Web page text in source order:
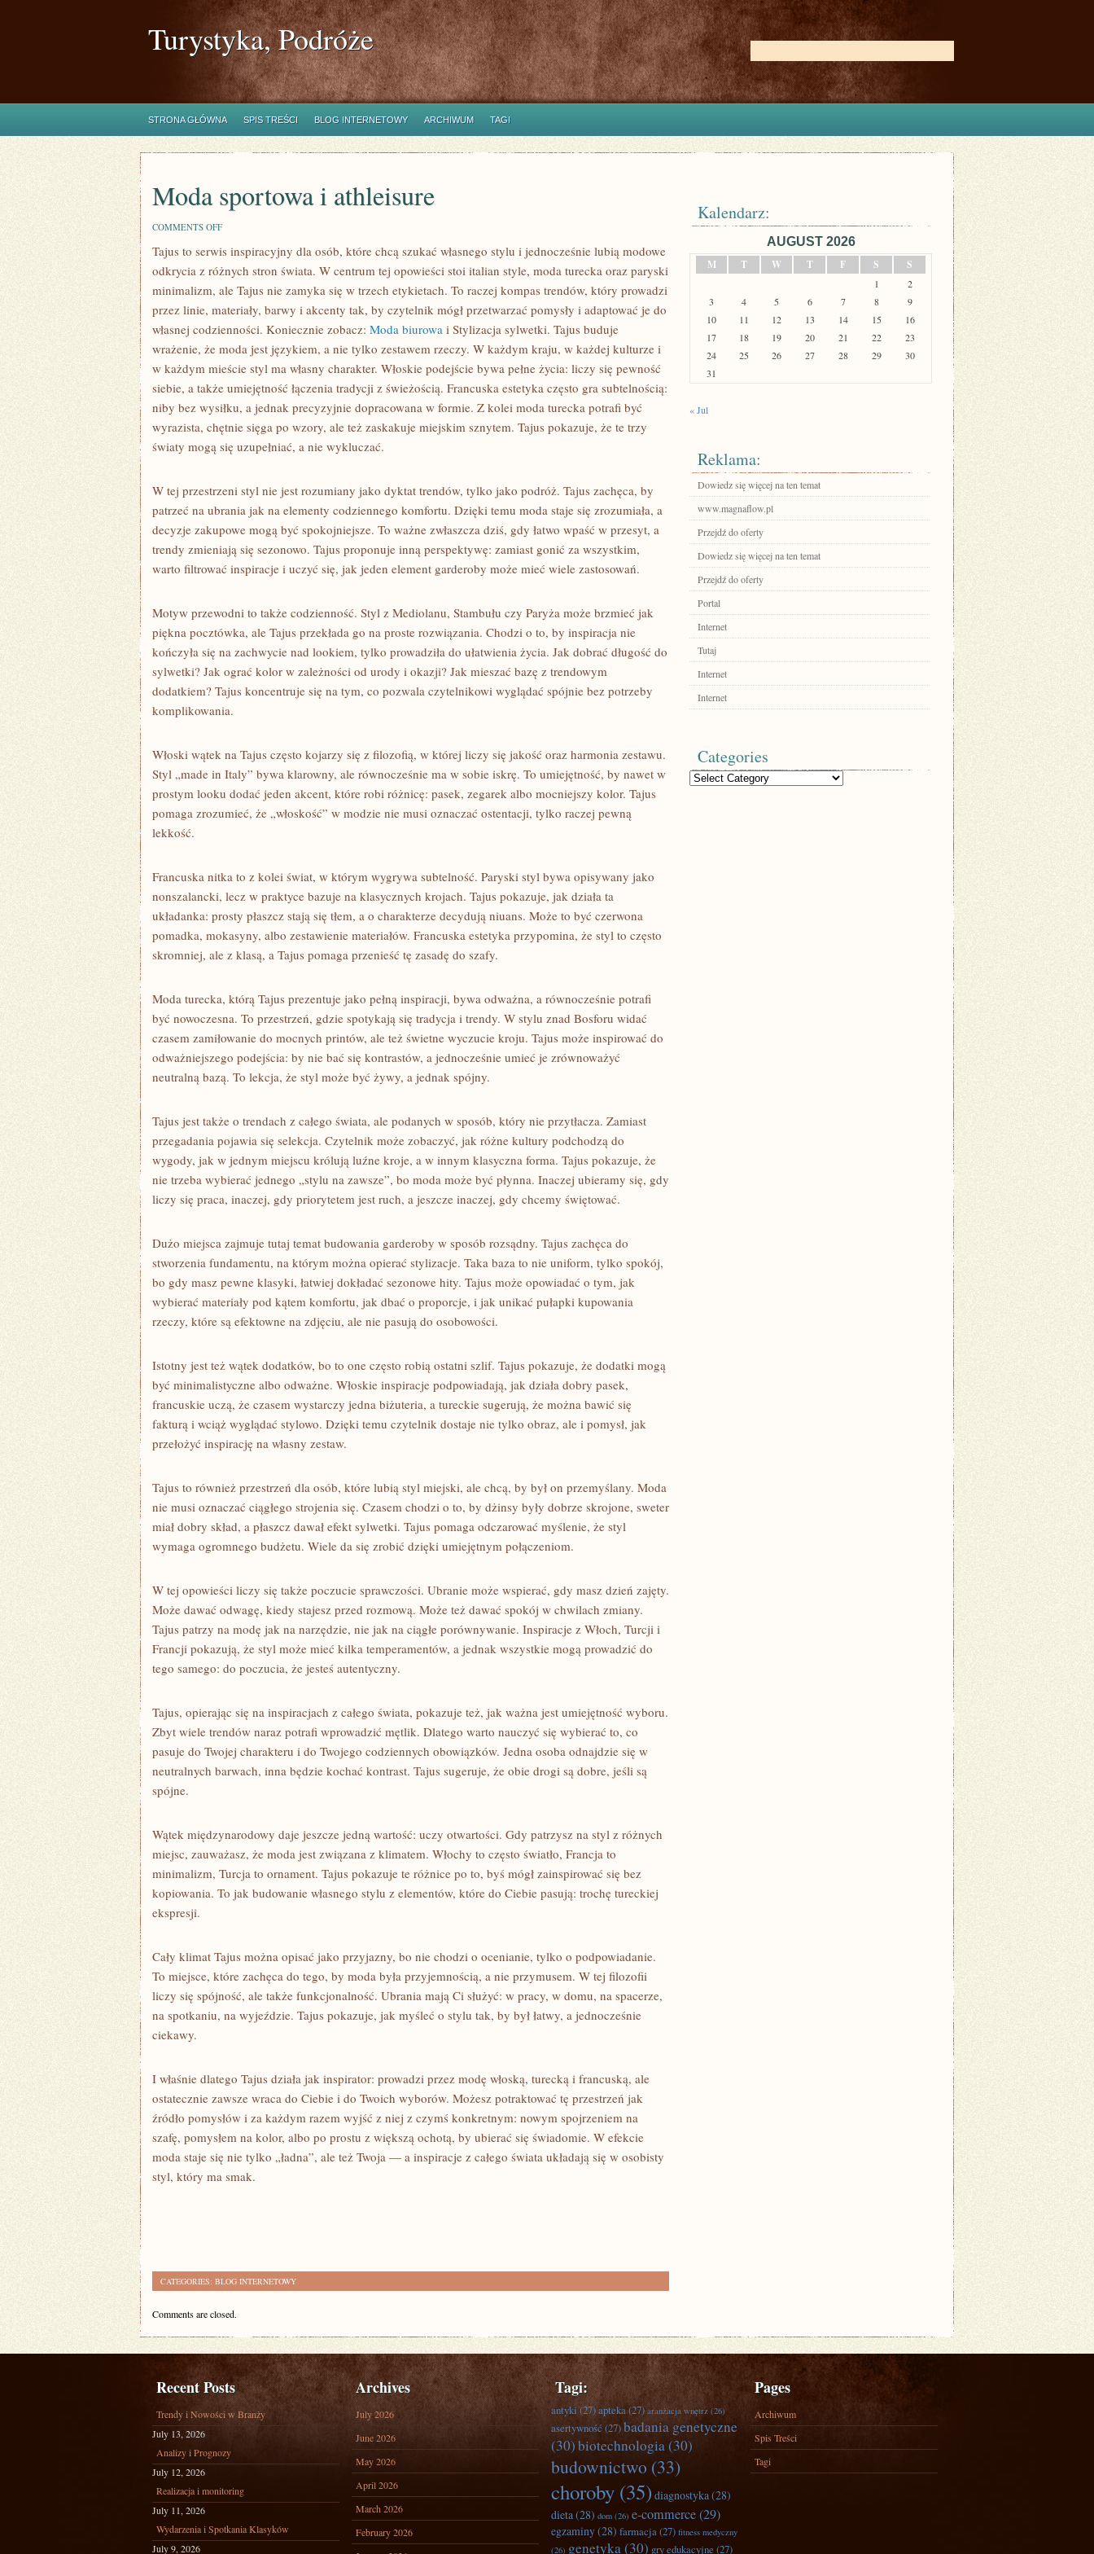
Turystyka, Podróże
STRONA GŁÓWNA SPIS TREŚCI BLOG INTERNETOWY ARCHIWUM TAGI
Moda sportowa i athleisure
COMMENTS OFFON
SPORTOWA
ATHLEISURE
Tajus to serwis inspiracyjny dla osób, które chcą szukać własnego stylu i jednocześnie lubią modowe
odkrycia z różnych stron świata. W centrum tej opowieści stoi italian style, moda turecka oraz paryski
minimalizm, ale Tajus nie zamyka się w trzech etykietach. To raczej kompas trendów, który prowadzi
przez linie, materiały, barwy i akcenty tak, by czytelnik mógł przetwarzać pomysły i adaptować je do
własnej codzienności. Koniecznie zobacz: Moda biurowa i Stylizacja sylwetki. Tajus buduje
wrażenie, że moda jest językiem, a nie tylko zestawem rzeczy. W każdym kraju, w każdej kulturze i
w każdym mieście styl ma własny charakter. Włoskie podejście bywa pełne życia: liczy się pewność
siebie, a także umiejętność łączenia tradycji z świeżością. Francuska estetyka często gra subtelnością:
niby bez wysiłku, a jednak precyzyjnie dopracowana w formie. Z kolei moda turecka potrafi być
wyrazista, chętnie sięga po wzory, ale też zaskakuje miejskim sznytem. Tajus pokazuje, że te trzy
światy mogą się uzupełniać, a nie wykluczać.
W tej przestrzeni styl nie jest rozumiany jako dyktat trendów, tylko jako podróż. Tajus zachęca, by
patrzeć na ubrania jak na elementy codziennego komfortu. Dzięki temu moda staje się zrozumiała, a
decyzje zakupowe mogą być spokojniejsze. To ważne zwłaszcza dziś, gdy łatwo wpaść w przesyt, a
trendy zmieniają się sezonowo. Tajus proponuje inną perspektywę: zamiast gonić za wszystkim,
warto filtrować inspiracje i uczyć się, jak jeden element garderoby może mieć wiele zastosowań.
Motyw przewodni to także codzienność. Styl z Mediolanu, Stambułu czy Paryża może brzmieć jak
piękna pocztówka, ale Tajus przekłada go na proste rozwiązania. Chodzi o to, by inspiracja nie
kończyła się na zachwycie nad lookiem, tylko prowadziła do ułatwienia życia. Jak dobrać długość do
sylwetki? Jak ograć kolor w zależności od urody i okazji? Jak mieszać bazę z trendowym
dodatkiem? Tajus koncentruje się na tym, co pozwala czytelnikowi wyglądać spójnie bez potrzeby
komplikowania.
Włoski wątek na Tajus często kojarzy się z filozofią, w której liczy się jakość oraz harmonia zestawu.
Styl „made in Italy” bywa klarowny, ale równocześnie ma w sobie iskrę. To umiejętność, by nawet w
prostym looku dodać jeden akcent, które robi różnicę: pasek, zegarek albo mocniejszy kolor. Tajus
pomaga zrozumieć, że „włoskość” w modzie nie musi oznaczać ostentacji, tylko raczej pewną
lekkość.
Francuska nitka to z kolei świat, w którym wygrywa subtelność. Paryski styl bywa opisywany jako
nonszalancki, lecz w praktyce bazuje na klasycznych krojach. Tajus pokazuje, jak działa ta
układanka: prosty płaszcz stają się tłem, a o charakterze decydują niuans. Może to być czerwona
pomadka, mokasyny, albo zestawienie materiałów. Francuska estetyka przypomina, że styl to często
skromniej, ale z klasą, a Tajus pomaga przenieść tę zasadę do szafy.
Moda turecka, którą Tajus prezentuje jako pełną inspiracji, bywa odważna, a równocześnie potrafi
być nowoczesna. To przestrzeń, gdzie spotykają się tradycja i trendy. W stylu znad Bosforu widać
czasem zamiłowanie do mocnych printów, ale też świetne wyczucie kroju. Tajus może inspirować do
odważniejszego podejścia: by nie bać się kontrastów, a jednocześnie umieć je zrównoważyć
neutralną bazą. To lekcja, że styl może być żywy, a jednak spójny.
Tajus jest także o trendach z całego świata, ale podanych w sposób, który nie przytłacza. Zamiast
przegadania pojawia się selekcja. Czytelnik może zobaczyć, jak różne kultury podchodzą do
wygody, jak w jednym miejscu królują luźne kroje, a w innym klasyczna forma. Tajus pokazuje, że
nie trzeba wybierać jednego „stylu na zawsze”, bo moda może być płynna. Inaczej ubieramy się, gdy
liczy się praca, inaczej, gdy priorytetem jest ruch, a jeszcze inaczej, gdy chcemy świętować.
Dużo miejsca zajmuje tutaj temat budowania garderoby w sposób rozsądny. Tajus zachęca do
stworzenia fundamentu, na którym można opierać stylizacje. Taka baza to nie uniform, tylko spokój,
bo gdy masz pewne klasyki, łatwiej dokładać sezonowe hity. Tajus może opowiadać o tym, jak
wybierać materiały pod kątem komfortu, jak dbać o proporcje, i jak unikać pułapki kupowania
rzeczy, które są efektowne na zdjęciu, ale nie pasują do osobowości.
Istotny jest też wątek dodatków, bo to one często robią ostatni szlif. Tajus pokazuje, że dodatki mogą
być minimalistyczne albo odważne. Włoskie inspiracje podpowiadają, jak działa dobry pasek,
francuskie uczą, że czasem wystarczy jedna biżuteria, a tureckie sugerują, że można bawić się
fakturą i wciąż wyglądać stylowo. Dzięki temu czytelnik dostaje nie tylko obraz, ale i pomysł, jak
przełożyć inspirację na własny zestaw.
Tajus to również przestrzeń dla osób, które lubią styl miejski, ale chcą, by był on przemyślany. Moda
nie musi oznaczać ciągłego strojenia się. Czasem chodzi o to, by dżinsy były dobrze skrojone, sweter
miał dobry skład, a płaszcz dawał efekt sylwetki. Tajus pomaga odczarować myślenie, że styl
wymaga ogromnego budżetu. Wiele da się zrobić dzięki umiejętnym połączeniom.
W tej opowieści liczy się także poczucie sprawczości. Ubranie może wspierać, gdy masz dzień zajęty.
Może dawać odwagę, kiedy stajesz przed rozmową. Może też dawać spokój w chwilach zmiany.
Tajus patrzy na modę jak na narzędzie, nie jak na ciągłe porównywanie. Inspiracje z Włoch, Turcji i
Francji pokazują, że styl może mieć kilka temperamentów, a jednak wszystkie mogą prowadzić do
tego samego: do poczucia, że jesteś autentyczny.
Tajus, opierając się na inspiracjach z całego świata, pokazuje też, jak ważna jest umiejętność wyboru.
Zbyt wiele trendów naraz potrafi wprowadzić mętlik. Dlatego warto nauczyć się wybierać to, co
pasuje do Twojej charakteru i do Twojego codziennych obowiązków. Jedna osoba odnajdzie się w
neutralnych barwach, inna będzie kochać kontrast. Tajus sugeruje, że obie drogi są dobre, jeśli są
spójne.
Wątek międzynarodowy daje jeszcze jedną wartość: uczy otwartości. Gdy patrzysz na styl z różnych
miejsc, zauważasz, że moda jest związana z klimatem. Włochy to często światło, Francja to
minimalizm, Turcja to ornament. Tajus pokazuje te różnice po to, byś mógł zainspirować się bez
kopiowania. To jak budowanie własnego stylu z elementów, które do Ciebie pasują: trochę tureckiej
ekspresji.
Cały klimat Tajus można opisać jako przyjazny, bo nie chodzi o ocenianie, tylko o podpowiadanie.
To miejsce, które zachęca do tego, by moda była przyjemnością, a nie przymusem. W tej filozofii
liczy się spójność, ale także funkcjonalność. Ubrania mają Ci służyć: w pracy, w domu, na spacerze,
na spotkaniu, na wyjeździe. Tajus pokazuje, jak myśleć o stylu tak, by był łatwy, a jednocześnie
ciekawy.
I właśnie dlatego Tajus działa jak inspirator: prowadzi przez modę włoską, turecką i francuską, ale
ostatecznie zawsze wraca do Ciebie i do Twoich wyborów. Możesz potraktować tę przestrzeń jak
źródło pomysłów i za każdym razem wyjść z niej z czymś konkretnym: nowym spojrzeniem na
szafę, pomysłem na kolor, albo po prostu z większą ochotą, by ubierać się świadomie. W efekcie
moda staje się nie tylko „ładna”, ale też Twoja — a inspiracje z całego świata układają się w osobisty
styl, który ma smak.
CATEGORIES: BLOG INTERNETOWY
Comments are closed.
Kalendarz:
AUGUST 2026
M
T W T F S S
1
2
3
4 5 6 7 8
9
10
11 12 13 14 15
16
17
18 19 20 21 22
23
24
25 26 27 28 29
30
31
« Jul
Reklama:
Dowiedz się więcej na ten temat
www.magnaflow.pl
Przejdź do oferty
Dowiedz się więcej na ten temat
Przejdź do oferty
Portal
Internet
Tutaj
Internet
Internet
Categories
Categories
Recent Posts
Trendy i Nowości w Branży
July 13, 2026
Analizy i Prognozy
July 12, 2026
Realizacja i monitoring
July 11, 2026
Wydarzenia i Spotkania Klasyków
July 9, 2026
Archives
July 2026
June 2026
May 2026
April 2026
March 2026
February 2026
Tagi:
antyki(27)apteka(27) aranżacja wnętrz (26)
asertywność (27)badania genetyczne
(30)biotechnologia(30)
budownictwo (33)
choroby (35) diagnostyka(28)
dieta(28) dom (26) e-commerce(29)
egzaminy(28) farmacja(27) fitness medyczny
(26) genetyka(30) gry edukacyjne (27)
Pages
Archiwum
Spis Treści
Tagi